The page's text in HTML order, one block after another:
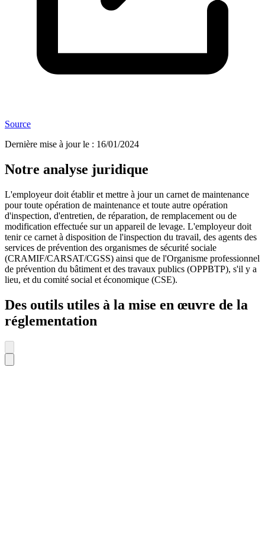
Source
Dernière mise à jour le : 16/01/2024
Notre analyse juridique
L'employeur doit établir et mettre à jour un carnet de maintenance
pour toute opération de maintenance et toute autre opération
d'inspection, d'entretien, de réparation, de remplacement ou de
modification effectuée sur un appareil de levage. L'employeur doit
tenir ce carnet à disposition de l'inspection du travail, des agents des
services de prévention des organismes de sécurité sociale
(CRAMIF/CARSAT/CGSS) ainsi que de l'Organisme professionnel
de prévention du bâtiment et des travaux publics (OPPBTP), s'il y a
lieu, et du comité social et économique (CSE).
Des outils utiles à la mise en œuvre de la
réglementation